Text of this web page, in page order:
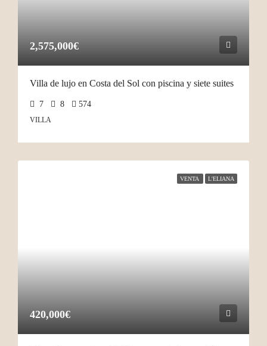
2,575,000€
Villa de lujo en Costa del Sol con piscina y siete suites
7 8 574
VILLA
VENTA L'ELIANA
420,000€